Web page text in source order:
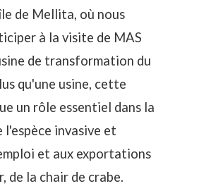
de Mellita, où nous
à la visite de MAS
de transformation du
qu'une usine, cette
un rôle essentiel dans la
invasive et
et aux exportations
de la chair de crabe.